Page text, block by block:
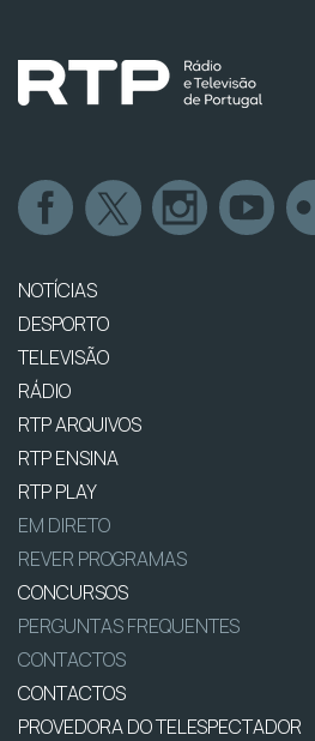
NOTÍCIAS
DESPORTO
TELEVISÃO
RÁDIO
RTP ARQUIVOS
RTP ENSINA
RTP PLAY
EM DIRETO
REVER PROGRAMAS
CONCURSOS
PERGUNTAS FREQUENTES
CONTACTOS
CONTACTOS
PROVEDORA DO TELESPECTADOR